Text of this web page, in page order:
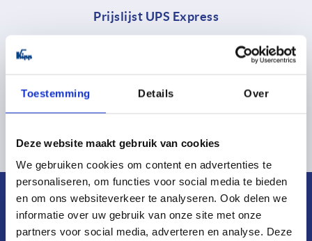
Toestemming Details Over
Deze website maakt gebruik van cookies
We gebruiken cookies om content en advertenties te
personaliseren, om functies voor social media te bieden
en om ons websiteverkeer te analyseren. Ook delen we
informatie over uw gebruik van onze site met onze
partners voor social media, adverteren en analyse. Deze
Prijslijst UPS Express
De individuele expresverzendkosten zijn afhankelijk
klantenservice op info@kippcom.nl.